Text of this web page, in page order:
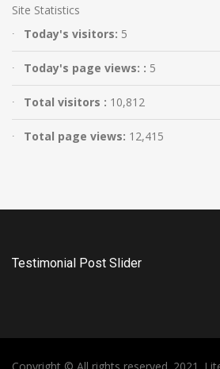
Site Statistics
Today's visitors: 5
Today's page views: : 5
Total visitors : 10,812
Total page views: 12,415
Testimonial Post Slider
Copyright © All rights reserved. 2021.